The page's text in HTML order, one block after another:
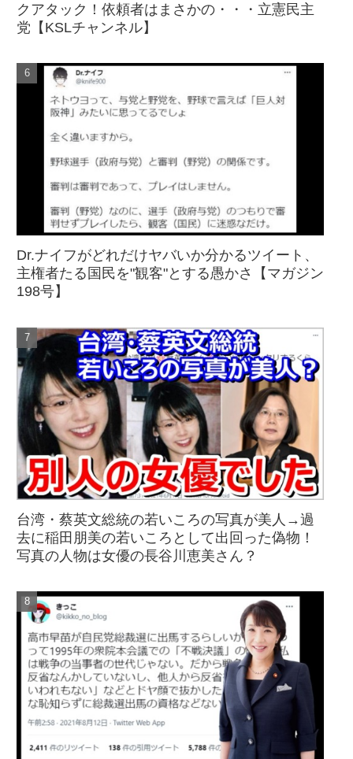
クアタック！依頼者はまさかの・・・立憲民主
党【KSLチャンネル】
Dr.ナイフがどれだけヤバいか分かるツイート、
主権者たる国民を"観客"とする愚かさ【マガジン
198号】
台湾・蔡英文総統の若いころの写真が美人→過
去に稲田朋美の若いころとして出回った偽物！
写真の人物は女優の長谷川恵美さん？